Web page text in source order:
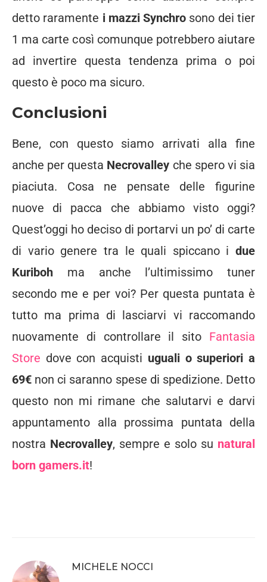
detto raramente i mazzi Synchro sono dei tier
1 ma carte così comunque potrebbero aiutare
ad invertire questa tendenza prima o poi
questo è poco ma sicuro.
Conclusioni
Bene, con questo siamo arrivati alla fine
anche per questa Necrovalley che spero vi sia
piaciuta. Cosa ne pensate delle figurine
nuove di pacca che abbiamo visto oggi?
Quest’oggi ho deciso di portarvi un po’ di carte
di vario genere tra le quali spiccano i due
Kuriboh ma anche l’ultimissimo tuner
secondo me e per voi? Per questa puntata è
tutto ma prima di lasciarvi vi raccomando
nuovamente di controllare il sito Fantasia
Store dove con acquisti uguali o superiori a
69€ non ci saranno spese di spedizione. Detto
questo non mi rimane che salutarvi e darvi
appuntamento alla prossima puntata della
nostra Necrovalley, sempre e solo su natural
born gamers.it!
MICHELE NOCCI